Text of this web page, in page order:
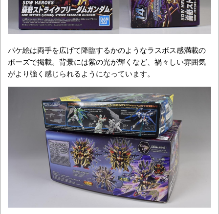
パケ絵は両手を広げて降臨するかのようなラスボス感満載の
ポーズで掲載。背景には紫の光が輝くなど、禍々しい雰囲気
がより強く感じられるようになっています。